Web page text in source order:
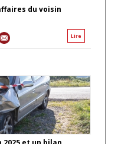
du voisin
Lire